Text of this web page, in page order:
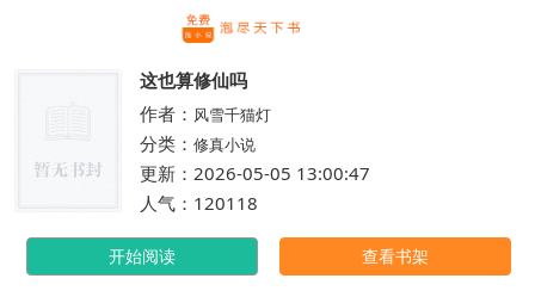
这也算修仙吗
作者： 风雪千猫灯
分类： 修真小说
更新：2026-05-05 13:00:47
人气：120118
开始阅读 查看书架